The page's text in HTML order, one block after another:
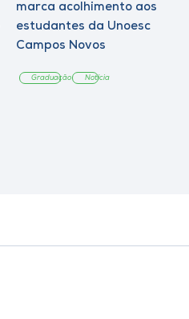
marca acolhimento aos
estudantes da Unoesc
Campos Novos
Graduação Notícia